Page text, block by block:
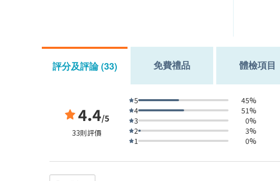
評分及評論 (33) 免費禮品 體檢項目
4.4/5
33則評價
5
45%
4
51%
3
0%
2
3%
1
0%